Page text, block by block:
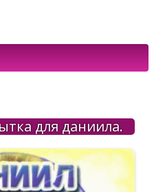
для даниила.